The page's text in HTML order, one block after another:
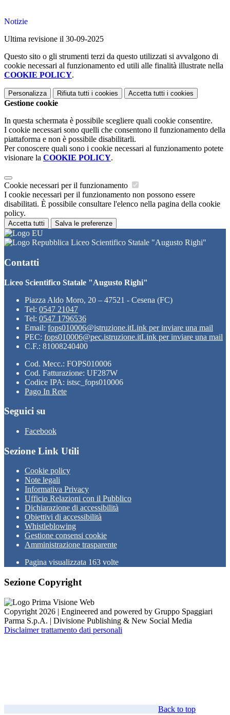
Notizie
Ultima revisione il 30-09-2025
Questo sito o gli strumenti terzi da questo utilizzati si avvalgono di
cookie necessari al funzionamento ed utili alle finalità illustrate nella
COOKIE POLICY.
Personalizza Rifiuta tutti i cookies Accetta tutti i cookies
Gestione cookie
In questa schermata è possibile scegliere quali cookie consentire.
I cookie necessari sono quelli che consentono il funzionamento della
piattaforma e non è possibile disabilitarli.
Per conoscere quali sono i cookie necessari al funzionamento potete
visionare la COOKIE POLICY.
Cookie necessari per il funzionamento
I cookie necessari per il funzionamento non possono essere
disabilitati. È possibile consultare l'elenco nella pagina della cookie
policy.
Accetta tutti Salva le preferenze
Liceo Scientifico Statale "Augusto Righi"
Contatti
Liceo Scientifico Statale "Augusto Righi"
Piazza Aldo Moro, 20 – 47521 - Cesena (FC)
Tel: 0547 21047
Tel: 0547 1796536
Email: fops010006@istruzione.itLink per inviare una mail
PEC: fops010006@pec.istruzione.itLink per inviare una mail
C.F.: 81008240400
Cod. Mecc.: FOPS010006
Cod. Fatturazione: UF287W
Codice IPA: istsc_fops010006
Pago In Rete
Seguici su
Facebook
Sezione Link Utili
Cookie policy
Note legali
Informativa Privacy
Ufficio Relazioni con il Pubblico
Dichiarazione di accessibilità
Obiettivi di accessibilità
Whistleblowing
Gestione consensi cookie
Amministrazione trasparente
Pagina visualizzata 163 volte
Sezione Copyright
Copyright 2026 | Engineered and powered by Gruppo Spaggiari
Parma S.p.A. | Divisione Publishing & New Social Media
Disclaimer trattamento dati personali
Back to top